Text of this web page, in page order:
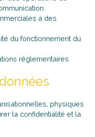
à des
du fonctionnement du
réglementaires
physiques
la confidentialité et la